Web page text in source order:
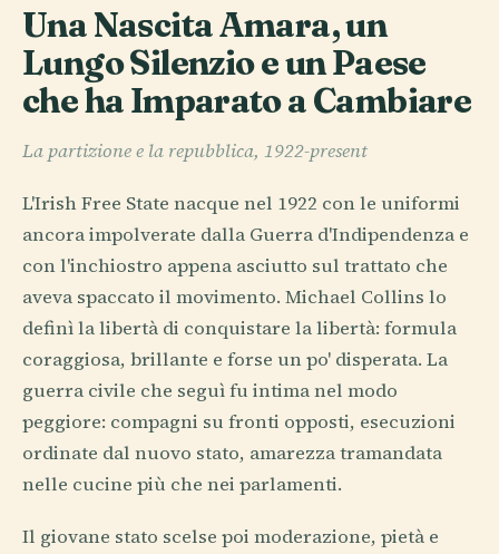
Una Nascita Amara, un
Lungo Silenzio e un Paese
che ha Imparato a Cambiare
La partizione e la repubblica, 1922-present
L'Irish Free State nacque nel 1922 con le uniformi
ancora impolverate dalla Guerra d'Indipendenza e
con l'inchiostro appena asciutto sul trattato che
aveva spaccato il movimento. Michael Collins lo
definì la libertà di conquistare la libertà: formula
coraggiosa, brillante e forse un po' disperata. La
guerra civile che seguì fu intima nel modo
peggiore: compagni su fronti opposti, esecuzioni
ordinate dal nuovo stato, amarezza tramandata
nelle cucine più che nei parlamenti.
Il giovane stato scelse poi moderazione, pietà e